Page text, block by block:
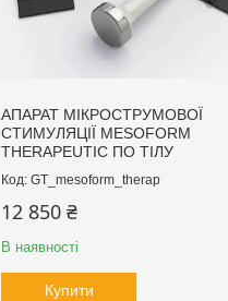
АПАРАТ МІКРОСТРУМОВОЇ
СТИМУЛЯЦІЇ MESOFORM
THERAPEUTIC ПО ТІЛУ
GT_mesoform_therap
12 850 ₴
В наявності
Купити